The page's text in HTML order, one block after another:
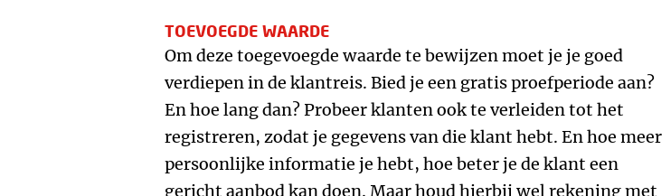
TOEVOEGDE WAARDE
Om deze toegevoegde waarde te bewijzen moet je je goed
verdiepen in de klantreis. Bied je een gratis proefperiode aan?
En hoe lang dan? Probeer klanten ook te verleiden tot het
registreren, zodat je gegevens van die klant hebt. En hoe meer
persoonlijke informatie je hebt, hoe beter je de klant een
gericht aanbod kan doen. Maar houd hierbij wel rekening met